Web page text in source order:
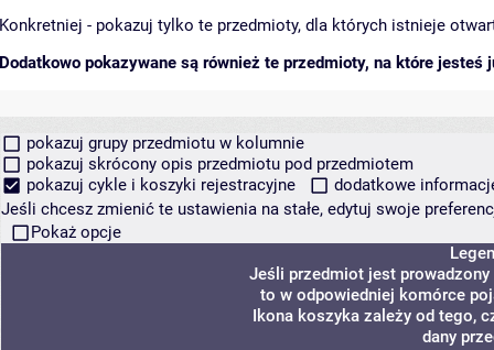
Konkretniej - pokazuj tylko te przedmioty, dla których istnieje
Dodatkowo pokazywane są również te przedmioty, na które jesteś
pokazuj grupy przedmiotu w kolumnie
pokazuj skrócony opis przedmiotu pod przedmiotem
pokazuj cykle i koszyki rejestracyjne
dodatkowe
Jeśli chcesz zmienić te ustawienia na stałe, edytuj swoje
Pokaż opcje
Jeśli przedmiot jest prowadzony
to w odpowiedniej komórce
Ikona koszyka zależy od tego,
dany